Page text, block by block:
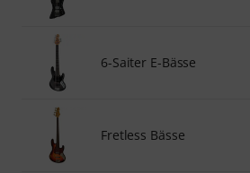
6-Saiter E-Bässe
Fretless Bässe